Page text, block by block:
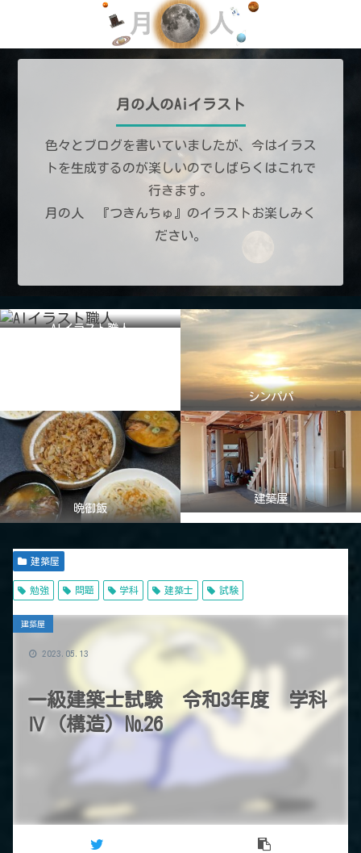
月の人のAiイラスト
色々とブログを書いていましたが、今はイラス
トを生成するのが楽しいのでしばらくはこれで
行きます。
月の人 『つきんちゅ』のイラストお楽しみく
ださい。
AIイラスト職人
シンパパ
晩御飯
建築屋
建築屋
勉強 問題 学科 建築士 試験
一級建築士試験 令和3年度 学科
Ⅳ（構造）№26
建築屋
2023.05.13